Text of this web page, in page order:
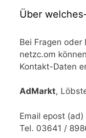
Über
Bei Fragen
netzc.om
Kontakt-Daten
AdMarkt,
Email epost
Tel. 03641 /